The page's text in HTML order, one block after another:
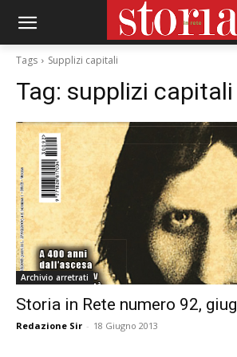
Tags Supplizi capitali
Tag: supplizi capitali
Archivio arretrati
Storia in Rete numero 92,
Redazione Sir - 18 Giugno 2013